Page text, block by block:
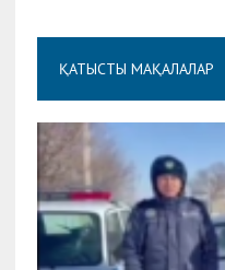
ҚАТЫСТЫ МАҚАЛАЛАР